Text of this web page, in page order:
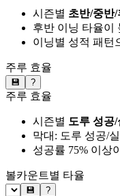
시즌별 초반/중반
후반 이닝 타율이
이닝별 성적 패턴
주루 효율
💾 ?
주루 효율
시즌별 도루 성공/
막대: 도루 성공/
성공률 75% 이상
볼카운트별 타율
💾 ?